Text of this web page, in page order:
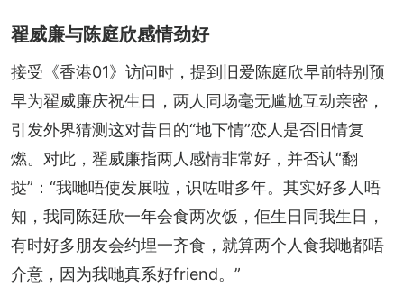
翟威廉与陈庭欣感情劲好
接受《香港01》访问时，提到旧爱陈庭欣早前特别预
早为翟威廉庆祝生日，两人同场毫无尴尬互动亲密，
引发外界猜测这对昔日的“地下情”恋人是否旧情复
燃。对此，翟威廉指两人感情非常好，并否认“翻
挞”：“我哋唔使发展啦，识咗咁多年。其实好多人唔
知，我同陈廷欣一年会食两次饭，佢生日同我生日，
有时好多朋友会约埋一齐食，就算两个人食我哋都唔
介意，因为我哋真系好friend。”